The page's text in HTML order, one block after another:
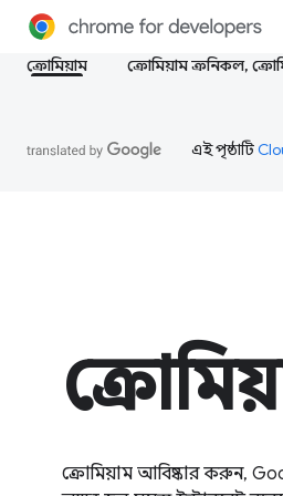
ক্রোমিয়াম
ক্রোমিয়াম ক্রনিকল,
এই পৃষ্ঠাটি
ক্রোমিয়াম আবিষ্কার করুন,